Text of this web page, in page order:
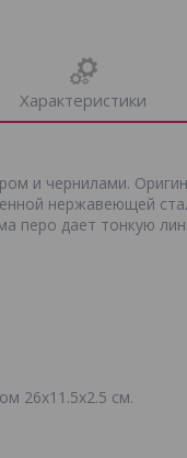
Характеристики
и чернилами.
нержавеющей
перо дает тонкую
26x11.5x2.5 см.